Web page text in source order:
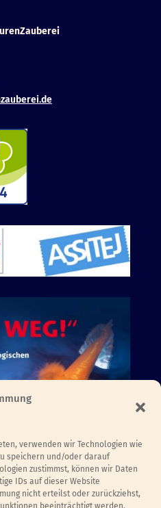
verwenden wir Technologien wie
speichern und/oder darauf
zustimmst, können wir Daten
IDs auf dieser Website
nicht erteilst oder zurückziehst,
beeinträchtigt werden.